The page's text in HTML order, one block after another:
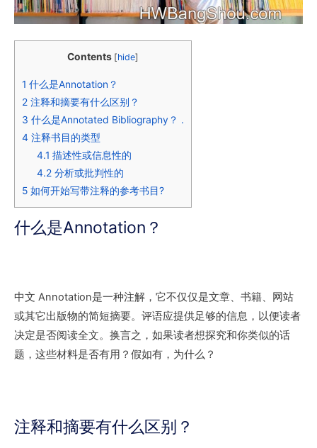
Contents [hide]
1 什么是Annotation？
2 注释和摘要有什么区别？
3 什么是Annotated Bibliography？ .
4 注释书目的类型
4.1 描述性或信息性的
4.2分析或批判性的
5 如何开始写带注释的参考书目?
什么是Annotation？
中文 Annotation是一种注解，它不仅仅是文章、书籍、网站
或其它出版物的简短摘要。评语应提供足够的信息，以便读者
决定是否阅读全文。换言之，如果读者想探究和你类似的话
题，这些材料是否有用？假如有，为什么？
注释和摘要有什么区别？